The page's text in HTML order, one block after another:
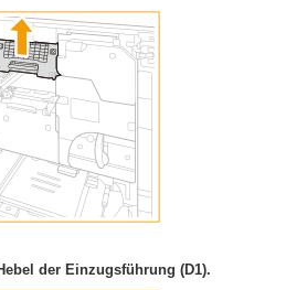
der Einzugsführung (D1).